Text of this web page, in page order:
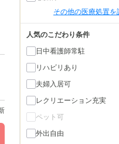
その他の医療処置を
人気のこだわり条件
日中看護師常駐
リハビリあり
夫婦入居可
レクリエーション充実
ペット可
外出自由